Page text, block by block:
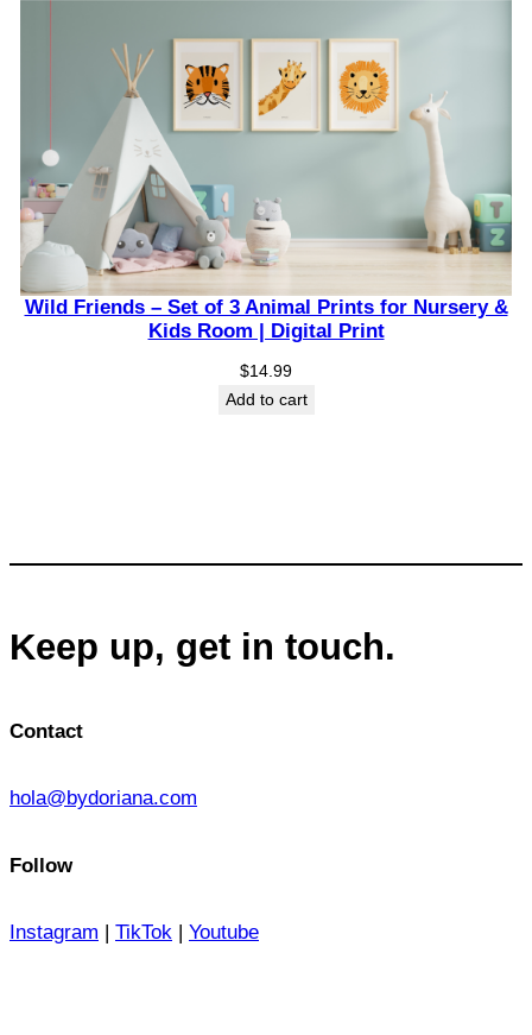
Wild Friends – Set of 3 Animal Prints for Nursery &
Kids Room | Digital Print
$14.99
Add to cart
Keep up, get in touch.
Contact
hola@bydoriana.com
Follow
Instagram TikTok Youtube